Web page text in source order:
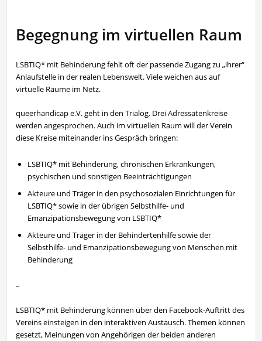
Begegnung im virtuellen Raum
LSBTIQ* mit Behinderung fehlt oft der passende Zugang zu „ihrer“
Anlaufstelle in der realen Lebenswelt. Viele weichen aus auf
virtuelle Räume im Netz.
queerhandicap e.V. geht in den Trialog. Drei Adressatenkreise
werden angesprochen. Auch im virtuellen Raum will der Verein
diese Kreise miteinander ins Gespräch bringen:
LSBTIQ* mit Behinderung, chronischen Erkrankungen,
psychischen und sonstigen Beeinträchtigungen
Akteure und Träger in den psychosozialen Einrichtungen für
LSBTIQ* sowie in der übrigen Selbsthilfe- und
Emanzipationsbewegung von LSBTIQ*
Akteure und Träger in der Behindertenhilfe sowie der
Selbsthilfe- und Emanzipationsbewegung von Menschen mit
Behinderung
–
LSBTIQ* mit Behinderung können über den Facebook-Auftritt des
Vereins einsteigen in den interaktiven Austausch. Themen können
gesetzt, Meinungen von Angehörigen der beiden anderen